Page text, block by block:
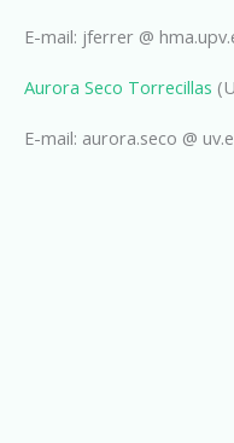
E-mail: jferrer @
Aurora Seco Torrecillas
E-mail: aurora.seco @